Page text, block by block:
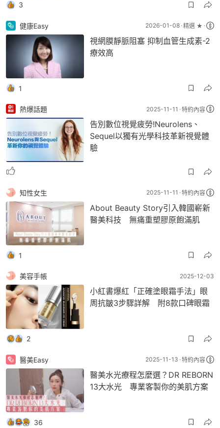
3
健康Easy 2026-01-08 精選 ★
視網膜靜脈阻塞 抑制血管生成素-2
療效高
1
熱爆話題 2025-11-11 特約內容
告別數位視覺疲勞!Neurolens、
Sequel以獨有光學科技革新視覺體
驗
知性女生 2025-11-11 特約內容
About Beauty Story引入韓國嶄新
醫美科技 無痛重塑膠原飽滿肌
1
美容手帳 2025-12-03
小紅書爆紅「正確塗眼霜手法」眼
周抗皺3步驟詳解 附8款口碑眼霜
2
醫美Easy 2025-11-13 特約內容
醫美水光療程怎麼選？DR REBORN
13大水光 專業客製你的美肌方案
36